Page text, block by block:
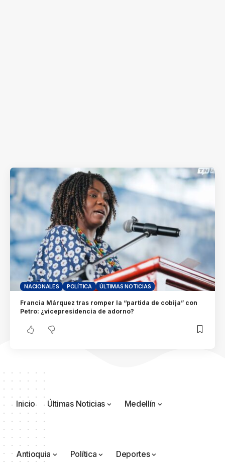
NACIONALES POLÍTICA ÚLTIMAS NOTICIAS
Francia Márquez tras romper la “partida de cobija” con
Petro: ¿vicepresidencia de adorno?
Inicio Últimas Noticias Medellín
Antioquia Política Deportes